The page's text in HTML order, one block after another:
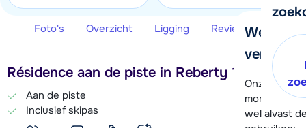
We
verder!
Onze
moment
wel alvast
Foto's Overzicht Ligging Reviews
Résidence aan de piste in Reberty 1850
Aan de piste
Inclusief skipas